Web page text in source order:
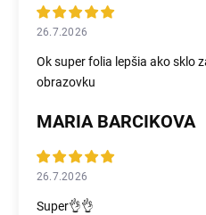
26.7.2026
Ok super folia lepšia ako sklo
obrazovku
MARIA BARCIKOVA
26.7.2026
Super👌👌